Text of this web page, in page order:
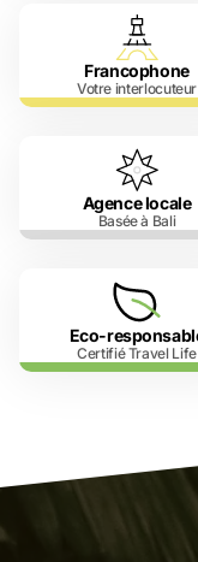
Francophone
Votre interlocuteur
Agence locale
Basée à Bali
Eco-
Certifié Travel Life